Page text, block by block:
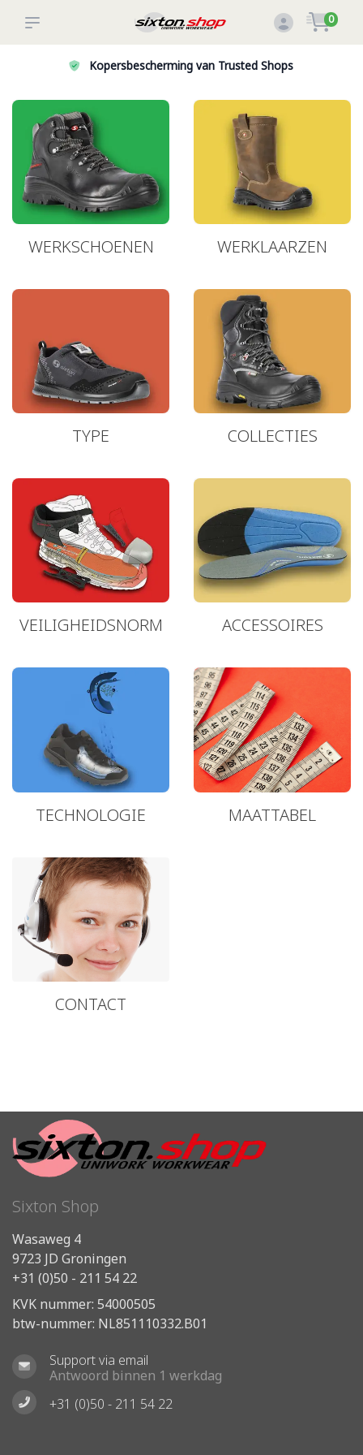
0
Kopersbescherming van Trusted Shops
WERKSCHOENEN WERKLAARZEN
TYPE COLLECTIES
VEILIGHEIDSNORM ACCESSOIRES
TECHNOLOGIE MAATTABEL
CONTACT
Sixton Shop
Wasaweg 4
9723 JD Groningen
+31 (0)50 - 211 54 22
KVK nummer: 54000505
btw-nummer: NL851110332.B01
Support via email
Antwoord binnen 1 werkdag
+31 (0)50 - 211 54 22